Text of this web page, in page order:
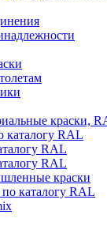
краски,
каталогу RAL
RAL
RAL
краски
каталогу RAL